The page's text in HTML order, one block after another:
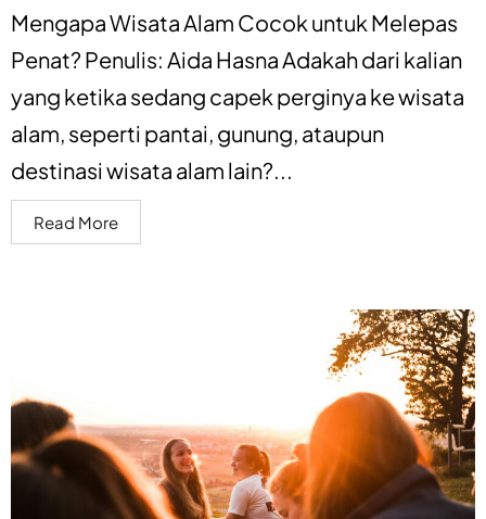
Mengapa Wisata Alam Cocok untuk Melepas
Penat? Penulis: Aida Hasna Adakah dari kalian
yang ketika sedang capek perginya ke wisata
alam, seperti pantai, gunung, ataupun
destinasi wisata alam lain?...
Read More